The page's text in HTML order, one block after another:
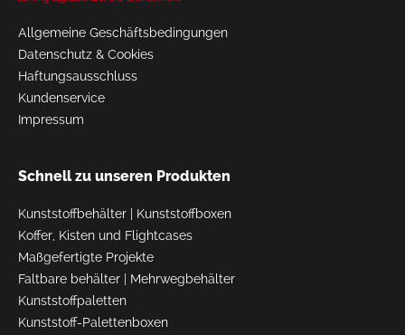
Allgemeine Geschäftsbedingungen
Datenschutz & Cookies
Haftungsausschluss
Kundenservice
Impressum
Schnell zu unseren Produkten
Kunststoffbehälter | Kunststoffboxen
Koffer, Kisten und Flightcases
Maßgefertigte Projekte
Faltbare behälter | Mehrwegbehälter
Kunststoffpaletten
Kunststoff-Palettenboxen